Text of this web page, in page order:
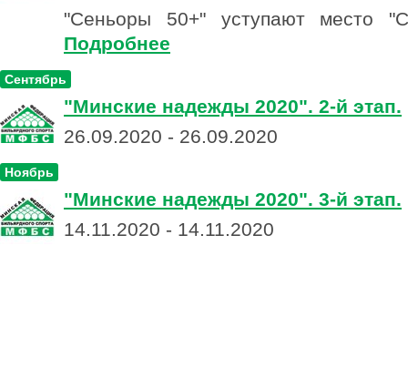
"Сеньоры 50+" уступают место
Подробнее
Сентябрь
"Минские надежды 2020". 2-й этап.
26.09.2020 - 26.09.2020
Ноябрь
"Минские надежды 2020". 3-й этап.
14.11.2020 - 14.11.2020